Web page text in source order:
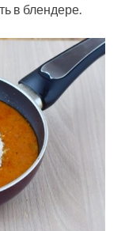
в блендере.